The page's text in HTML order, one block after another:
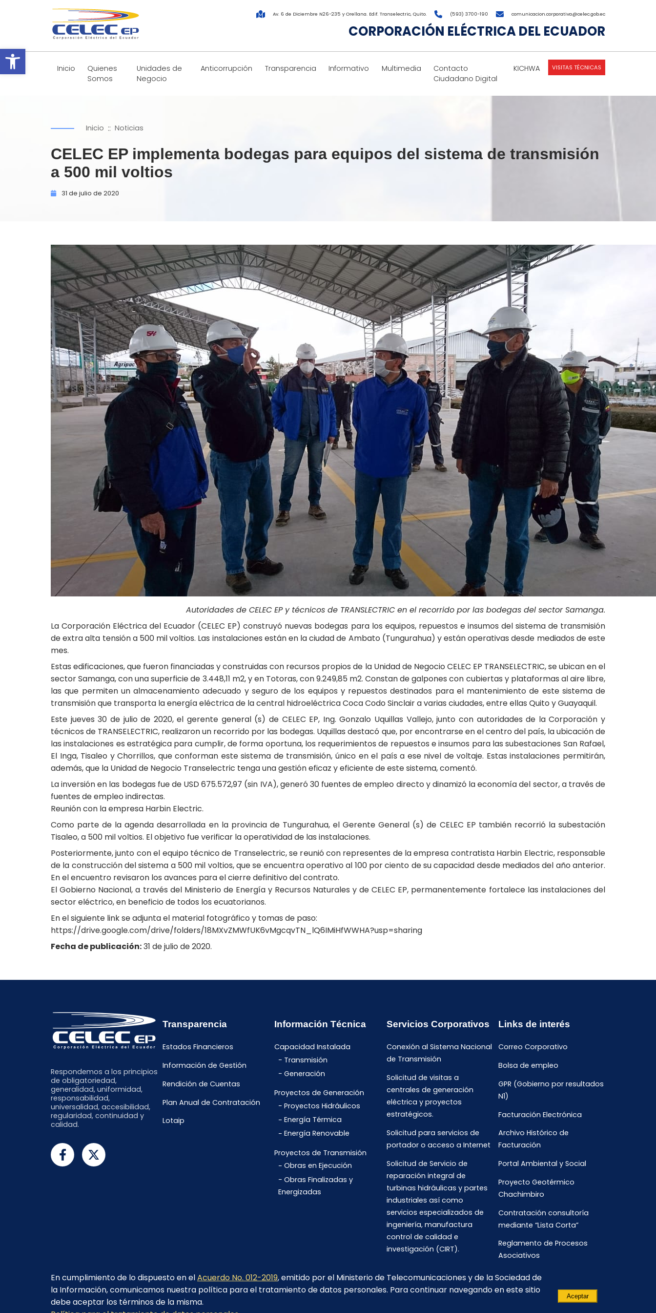
Abrir barra de herramientas
Av. 6 de Diciembre N26-235 y Orellana. Edif. Transelectric, Quito. (593) 3700-190 comunicacion.corporativa@celec.gob.ec
CORPORACIÓN ELÉCTRICA DEL ECUADOR
Inicio
Quienes
Somos
Unidades de
Negocio
Anticorrupción Transparencia Informativo Multimedia
Contacto
Ciudadano Digital
KICHWA VISITAS TÉCNICAS
Inicio :: Noticias
CELEC EP implementa bodegas para equipos del sistema de transmisión
a 500 mil voltios
31 de julio de 2020
Autoridades de CELEC EP y técnicos de TRANSLECTRIC en el recorrido por las bodegas del sector Samanga.
La Corporación Eléctrica del Ecuador (CELEC EP) construyó nuevas bodegas para los equipos, repuestos e insumos del sistema de transmisión
de extra alta tensión a 500 mil voltios. Las instalaciones están en la ciudad de Ambato (Tungurahua) y están operativas desde mediados de este
mes.
Estas edificaciones, que fueron financiadas y construidas con recursos propios de la Unidad de Negocio CELEC EP TRANSELECTRIC, se ubican en el
sector Samanga, con una superficie de 3.448,11 m2, y en Totoras, con 9.249,85 m2. Constan de galpones con cubiertas y plataformas al aire libre,
las que permiten un almacenamiento adecuado y seguro de los equipos y repuestos destinados para el mantenimiento de este sistema de
transmisión que transporta la energía eléctrica de la central hidroeléctrica Coca Codo Sinclair a varias ciudades, entre ellas Quito y Guayaquil.
Este jueves 30 de julio de 2020, el gerente general (s) de CELEC EP, Ing. Gonzalo Uquillas Vallejo, junto con autoridades de la Corporación y
técnicos de TRANSELECTRIC, realizaron un recorrido por las bodegas. Uquillas destacó que, por encontrarse en el centro del país, la ubicación de
las instalaciones es estratégica para cumplir, de forma oportuna, los requerimientos de repuestos e insumos para las subestaciones San Rafael,
El Inga, Tisaleo y Chorrillos, que conforman este sistema de transmisión, único en el país a ese nivel de voltaje. Estas instalaciones permitirán,
además, que la Unidad de Negocio Transelectric tenga una gestión eficaz y eficiente de este sistema, comentó.
La inversión en las bodegas fue de USD 675.572,97 (sin IVA), generó 30 fuentes de empleo directo y dinamizó la economía del sector, a través de
fuentes de empleo indirectas.
Reunión con la empresa Harbin Electric.
Como parte de la agenda desarrollada en la provincia de Tungurahua, el Gerente General (s) de CELEC EP también recorrió la subestación
Tisaleo, a 500 mil voltios. El objetivo fue verificar la operatividad de las instalaciones.
Posteriormente, junto con el equipo técnico de Transelectric, se reunió con representes de la empresa contratista Harbin Electric, responsable
de la construcción del sistema a 500 mil voltios, que se encuentra operativo al 100 por ciento de su capacidad desde mediados del año anterior.
En el encuentro revisaron los avances para el cierre definitivo del contrato.
El Gobierno Nacional, a través del Ministerio de Energía y Recursos Naturales y de CELEC EP, permanentemente fortalece las instalaciones del
sector eléctrico, en beneficio de todos los ecuatorianos.
En el siguiente link se adjunta el material fotográfico y tomas de paso:
https://drive.google.com/drive/folders/18MXvZMWfUK6vMgcqvTN_lQ6IMiHfWWHA?usp=sharing
Fecha de publicación:31 de julio de 2020.
Respondemos a los principios
de obligatoriedad,
generalidad, uniformidad,
responsabilidad,
universalidad, accesibilidad,
regularidad, continuidad y
calidad.
Transparencia
Estados Financieros
Información de Gestión
Rendición de Cuentas
Plan Anual de Contratación
Lotaip
Información Técnica
Capacidad Instalada
Transmisión
Generación
Proyectos de Generación
Proyectos Hidráulicos
Energía Térmica
Energía Renovable
Proyectos de Transmisión
Obras en Ejecución
Obras Finalizadas y
Energizadas
Servicios Corporativos
Conexión al Sistema Nacional
de Transmisión
Solicitud de visitas a
centrales de generación
eléctrica y proyectos
estratégicos.
Solicitud para servicios de
portador o acceso a Internet
Solicitud de Servicio de
reparación integral de
turbinas hidráulicas y partes
industriales así como
servicios especializados de
ingeniería, manufactura
control de calidad e
investigación (CIRT).
Links de interés
Correo Corporativo
Bolsa de empleo
GPR (Gobierno por resultados
N1)
Facturación Electrónica
Archivo Histórico de
Facturación
Portal Ambiental y Social
Proyecto Geotérmico
Chachimbiro
Contratación consultoría
mediante “Lista Corta”
Reglamento de Procesos
Asociativos
© 2023 - CELEC EP - Todos los derechos
comunicacion.corporativa@celec.gob.ec
En cumplimiento de lo dispuesto en elAcuerdo No. 012-2019, emitido por el Ministerio de Telecomunicaciones y de la Sociedad de
la Información, comunicamos nuestra política para el tratamiento de datos personales. Para continuar navegando en este sitio
debe aceptar los términos de la misma.
Aceptar